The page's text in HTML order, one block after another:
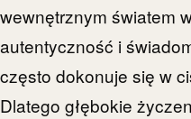
wewnętrznym światem
autentyczność i
często dokonuje się w
Dlatego głębokie